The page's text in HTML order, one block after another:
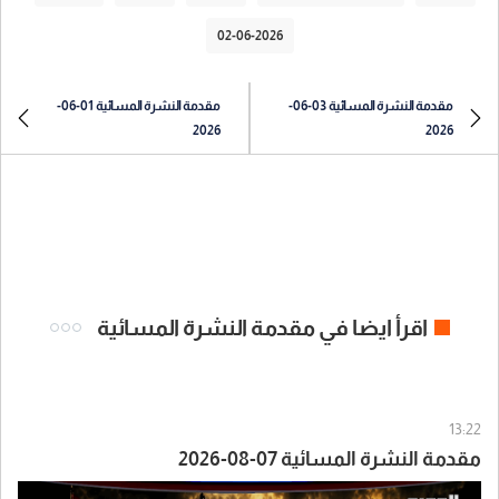
02-06-2026
مقدمة النشرة المسائية 03-06-
2026
مقدمة النشرة المسائية 01-06-
2026
اقرأ ايضا في مقدمة النشرة المسائية
13:22
مقدمة النشرة المسائية 07-08-2026